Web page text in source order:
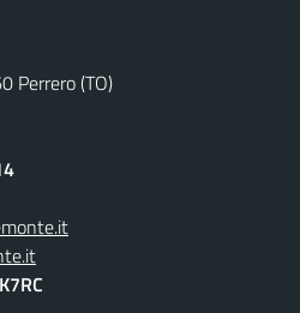
Perrero (TO)